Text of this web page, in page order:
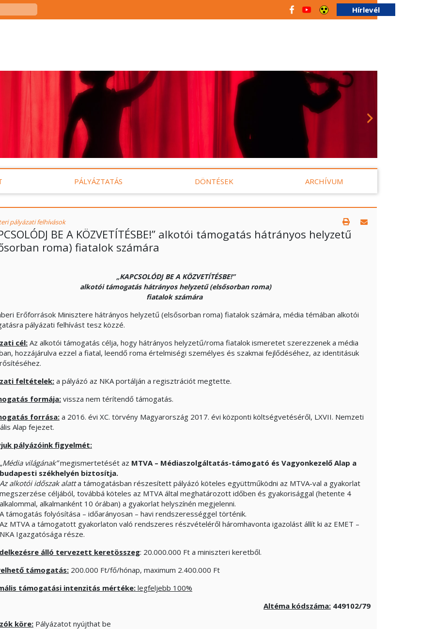
Hírlevél
PÁLYÁZTATÁS DÖNTÉSEK ARCHÍVUM
pályázati felhívások
BE A KÖZVETÍTÉSBE!” alkotói támogatás hátrányos helyzetű
roma) fiatalok számára
„KAPCSOLÓDJ BE A KÖZVETÍTÉSBE!”
alkotói támogatás hátrányos helyzetű (elsősorban roma)
fiatalok számára
Erőforrások Minisztere hátrányos helyzetű (elsősorban roma) fiatalok számára, média témában alkotói
pályázati felhívást tesz közzé.
cél:Az alkotói támogatás célja, hogy hátrányos helyzetű/roma fiatalok ismeretet szerezzenek a média
hozzájárulva ezzel a fiatal, leendő roma értelmiségi személyes és szakmai fejlődéséhez, az identitásuk
feltételek:a pályázó az NKA portálján a regisztrációt megtette.
formája: vissza nem térítendő támogatás.
forrása: a 2016. évi XC. törvény Magyarország 2017. évi központi költségvetéséről, LXVII. Nemzeti
Alap fejezet.
pályázóink figyelmét:
„Média világának”megismertetését az MTVA – Médiaszolgáltatás-támogató és Vagyonkezelő Alap a
budapesti székhelyén biztosítja.
Az alkotói időszak alatta támogatásban részesített pályázó köteles együttműködni az MTVA-val a gyakorlat
megszerzése céljából, továbbá köteles az MTVA által meghatározott időben és gyakorisággal (hetente 4
alkalommal, alkalmanként 10 órában) a gyakorlat helyszínén megjelenni.
A támogatás folyósítása – időarányosan – havi rendszerességgel történik.
Az MTVA a támogatott gyakorlaton való rendszeres részvételéről háromhavonta igazolást állít ki az EMET –
NKA Igazgatósága része.
álló tervezett keretösszeg: 20.000.000 Ft a miniszteri keretből.
támogatás: 200.000 Ft/fő/hónap, maximum 2.400.000 Ft
támogatási intenzitás mértéke: legfeljebb 100%
Altéma kódszáma: 449102/79
köre: Pályázatot nyújthat be